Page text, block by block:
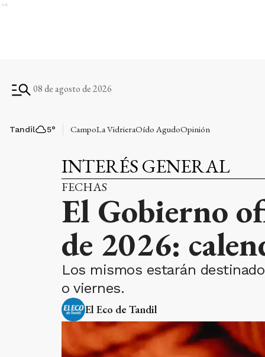
Ads
08 de agosto de 2026
Tandil 5° CampoLa VidrieraOído AgudoOpinión
INTERÉS GENERAL
FECHAS
El Gobierno
de 2026:
Los mismos estarán
o viernes.
El Eco de Tandil